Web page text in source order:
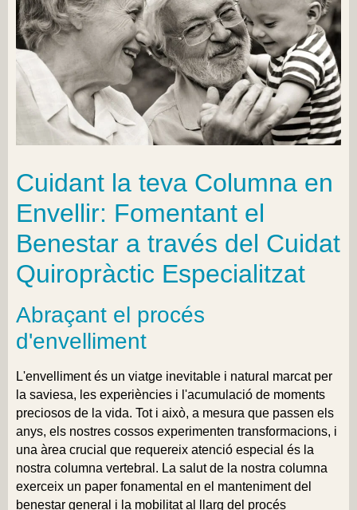
Cuidant la teva Columna en
Envellir: Fomentant el
Benestar a través del Cuidat
Quiropràctic Especialitzat
Abraçant el procés
d'envelliment
L'envelliment és un viatge inevitable i natural marcat per
la saviesa, les experiències i l'acumulació de moments
preciosos de la vida. Tot i això, a mesura que passen els
anys, els nostres cossos experimenten transformacions, i
una àrea crucial que requereix atenció especial és la
nostra columna vertebral. La salut de la nostra columna
exerceix un paper fonamental en el manteniment del
benestar general i la mobilitat al llarg del procés